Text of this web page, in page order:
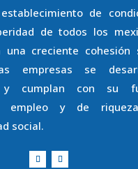
de
de todos los
una creciente cohesión
empresas se
y cumplan con su
empleo y de
social.